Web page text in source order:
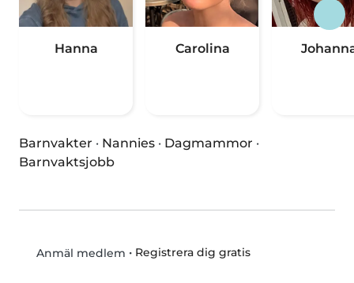
Hanna Carolina
Barnvakter · Nannies · Dagmammor ·
Barnvaktsjobb
Anmäl medlem • Registrera dig gratis